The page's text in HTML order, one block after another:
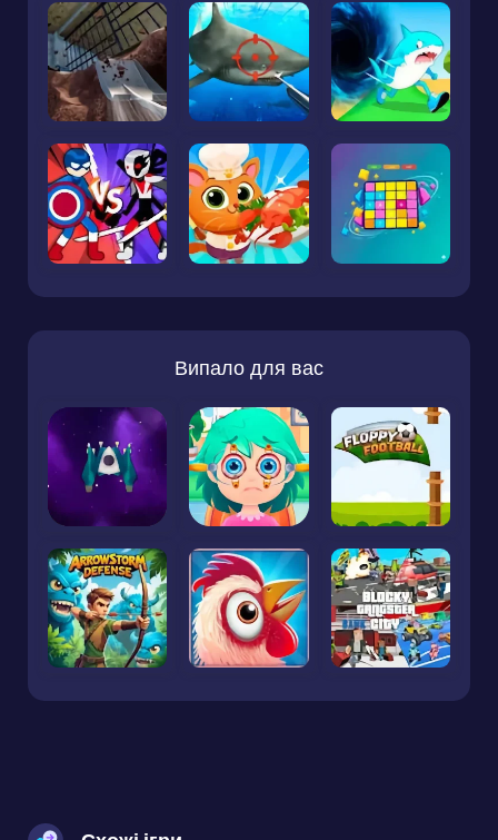
Випало для вас